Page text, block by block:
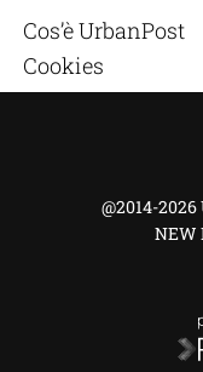
Cos’è UrbanPost
Cookies
@2014-
NEW